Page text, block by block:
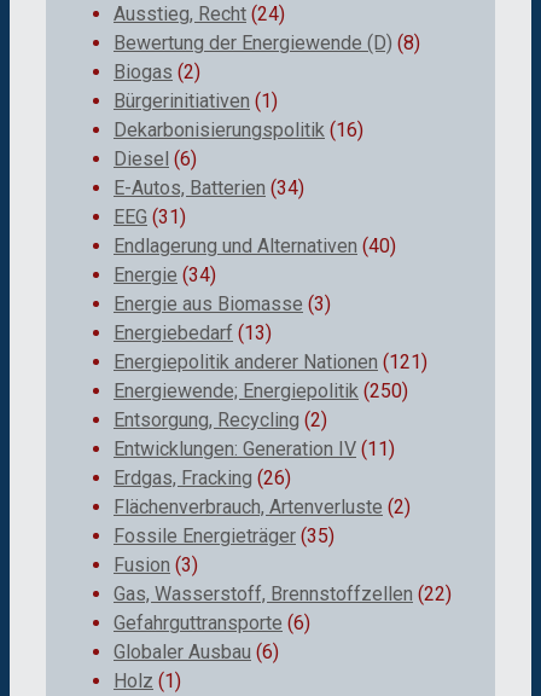
Ausstieg, Recht (24)
Bewertung der Energiewende (D) (8)
Biogas (2)
Bürgerinitiativen (1)
Dekarbonisierungspolitik (16)
Diesel (6)
E-Autos, Batterien (34)
EEG (31)
Endlagerung und Alternativen (40)
Energie (34)
Energie aus Biomasse (3)
Energiebedarf (13)
Energiepolitik anderer Nationen (121)
Energiewende; Energiepolitik (250)
Entsorgung, Recycling (2)
Entwicklungen: Generation IV (11)
Erdgas, Fracking (26)
Flächenverbrauch, Artenverluste (2)
Fossile Energieträger (35)
Fusion (3)
Gas, Wasserstoff, Brennstoffzellen (22)
Gefahrguttransporte (6)
Globaler Ausbau (6)
Holz (1)